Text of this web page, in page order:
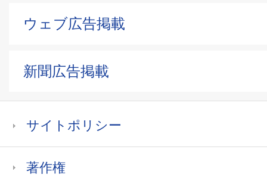
ウェブ広告掲載
新聞広告掲載
サイトポリシー
著作権